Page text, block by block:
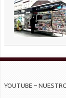
YOUTUBE –